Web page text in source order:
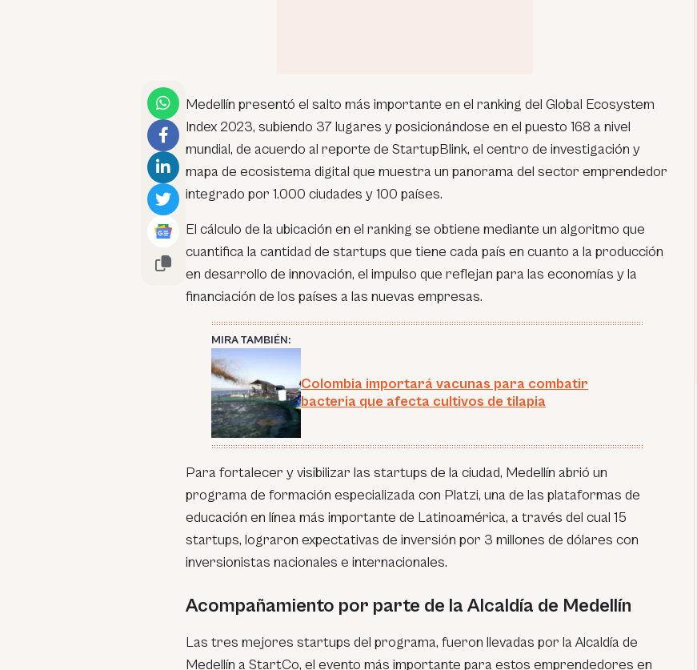
Medellín presentó el salto más importante en el ranking del Global Ecosystem
Index 2023, subiendo 37 lugares y posicionándose en el puesto 168 a nivel
mundial, de acuerdo al reporte de StartupBlink, el centro de investigación y
mapa de ecosistema digital que muestra un panorama del sector emprendedor
integrado por 1.000 ciudades y 100 países.
El cálculo de la ubicación en el ranking se obtiene mediante un algoritmo que
cuantifica la cantidad de startups que tiene cada país en cuanto a la producción
en desarrollo de innovación, el impulso que reflejan para las economías y la
financiación de los países a las nuevas empresas.
MIRA TAMBIÉN:
Colombia importará vacunas para combatir
bacteria que afecta cultivos de tilapia
Para fortalecer y visibilizar las startups de la ciudad, Medellín abrió un
programa de formación especializada con Platzi, una de las plataformas de
educación en línea más importante de Latinoamérica, a través del cual 15
startups, lograron expectativas de inversión por 3 millones de dólares con
inversionistas nacionales e internacionales.
Acompañamiento por parte de la Alcaldía de Medellín
Las tres mejores startups del programa, fueron llevadas por la Alcaldía de
Medellín a StartCo, el evento más importante para estos emprendedores en